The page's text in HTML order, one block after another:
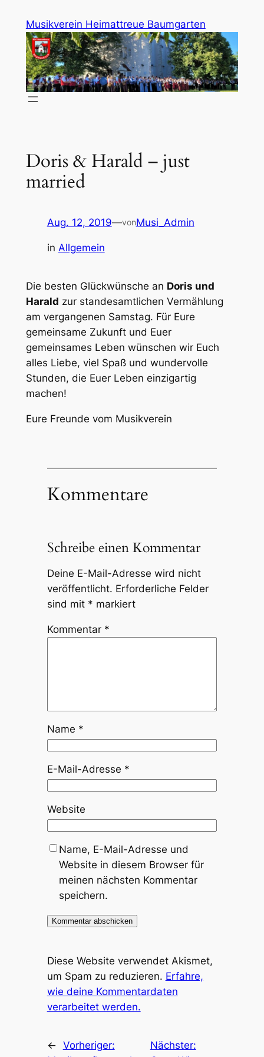
Inhalt
springen
Musikverein Heimattreue Baumgarten
Doris & Harald – just
married
Aug. 12, 2019—vonMusi_Admin
in Allgemein
Die besten Glückwünsche an Doris und
Harald zur standesamtlichen Vermählung
am vergangenen Samstag. Für Eure
gemeinsame Zukunft und Euer
gemeinsames Leben wünschen wir Euch
alles Liebe, viel Spaß und wundervolle
Stunden, die Euer Leben einzigartig
machen!
Eure Freunde vom Musikverein
Kommentare
Schreibe einen Kommentar
Deine E-Mail-Adresse wird nicht
veröffentlicht. Erforderliche Felder
sind mit * markiert
Kommentar *
Name *
E-Mail-Adresse *
Website
Name, E-Mail-Adresse und
Website in diesem Browser für
meinen nächsten Kommentar
speichern.
Diese Website verwendet Akismet,
um Spam zu reduzieren. Erfahre,
wie deine Kommentardaten
verarbeitet werden.
← Vorheriger:
Nächster: